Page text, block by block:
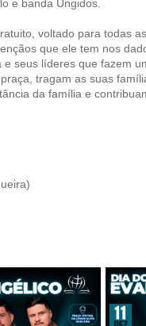
e banda Ungidos.
voltado para todas
que ele tem nos
seus líderes que fazem
tragam as suas
da família e